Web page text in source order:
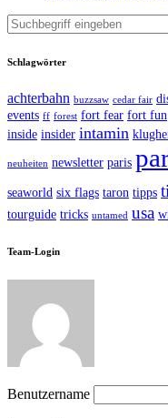
Suche
nach:
Schlagwörter
achterbahn buzzsaw cedar fair
events ff forest fort fear fort fun
inside insider intamin
neuheiten newsletter paris
seaworld six flags taron tipps
tourguide tricks untamed usa
Team-Login
Benutzername